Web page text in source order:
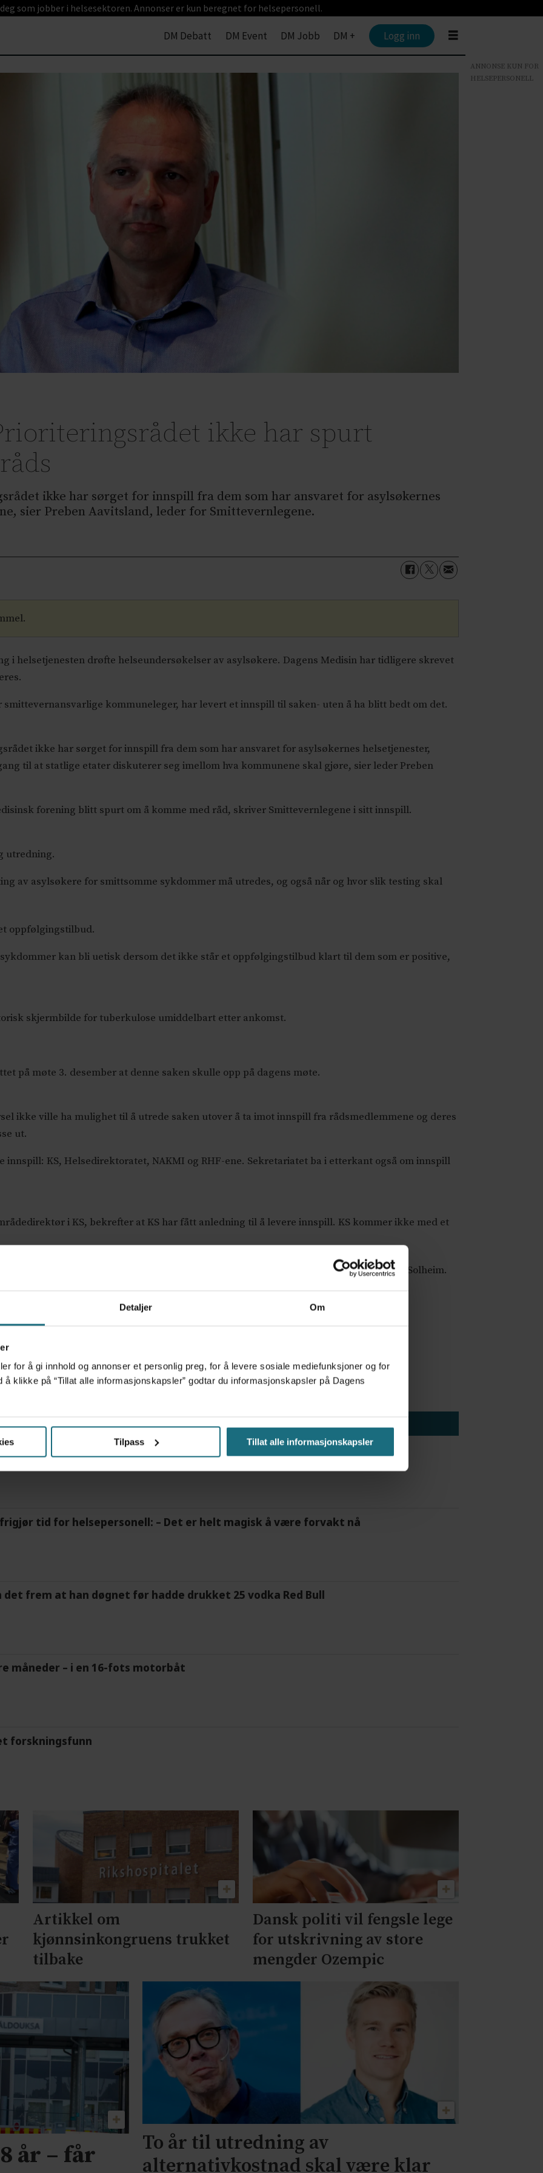
Detaljer Om
for å gi innhold og annonser et personlig preg, for å levere sosiale mediefunksjoner og for
å klikke på “Tillat alle informasjonskapsler” godtar du informasjonskapsler på Dagens
Tilpass Tillat alle informasjonskapsler
som jobber i helsesektoren. Annonser er kun beregnet for helsepersonell.
DM Debatt DM Event DM Jobb DM + Logg inn
ikke har spurt
ikke har sørget for innspill fra dem som har ansvaret for asylsøkernes
sier Preben Aavitsland, leder for Smittevernlegene.
i helsetjenesten drøfte helseundersøkelser av asylsøkere. Dagens Medisin har tidligere skrevet
kommuneleger, har levert et innspill til saken- uten å ha blitt bedt om det.
ikke har sørget for innspill fra dem som har ansvaret for asylsøkernes helsetjenester,
til at statlige etater diskuterer seg imellom hva kommunene skal gjøre, sier leder Preben
forening blitt spurt om å komme med råd, skriver Smittevernlegene i sitt innspill.
utredning.
av asylsøkere for smittsomme sykdommer må utredes, og også når og hvor slik testing skal
oppfølgingstilbud.
kan bli uetisk dersom det ikke står et oppfølgingstilbud klart til dem som er positive,
skjermbilde for tuberkulose umiddelbart etter ankomst.
på møte 3. desember at denne saken skulle opp på dagens møte.
ikke ville ha mulighet til å utrede saken utover å ta imot innspill fra rådsmedlemmene og deres
ut.
KS, Helsedirektoratet, NAKMI og RHF-ene. Sekretariatet ba i etterkant også om innspill
i KS, bekrefter at KS har fått anledning til å levere innspill. KS kommer ikke med et
på vegne av KS. Den vil bestå av innspill fra KS og fra kommunesektoren, sier Nybø Solheim.
vil bli belyst under behandlingen av saken.
forankring, som alle vil komme med innspill fra sitt ståsted, sier hun.
for psykisk helsehjelp
tid for helsepersonell: – Det er helt magisk å være forvakt nå
det frem at han døgnet før hadde drukket 25 vodka Red Bull
måneder – i en 16-fots motorbåt
forskningsfunn
Artikkel om
kjønnsinkongruens trukket
tilbake
Dansk politi vil fengsle lege
for utskrivning av store
mengder Ozempic
år – får
To år til utredning av
alternativkostnad skal være klar
ANNONSE KUN FOR
HELSEPERSONELL